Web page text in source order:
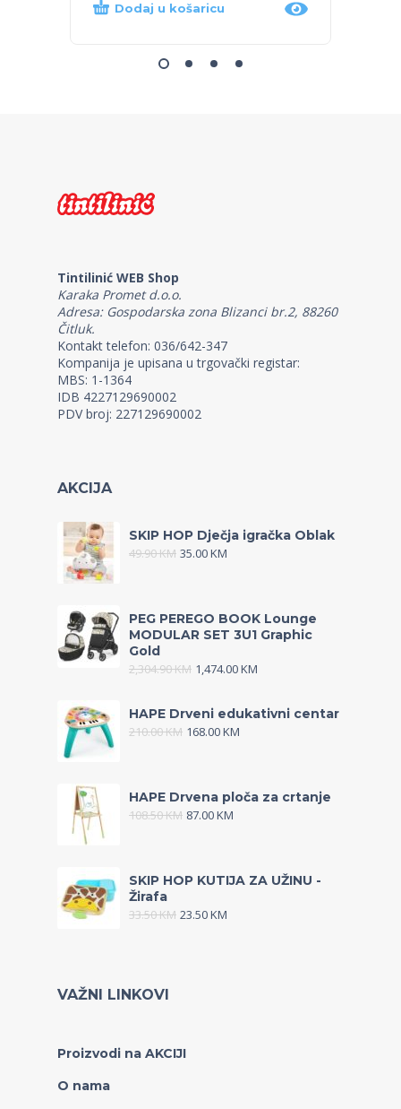
Dodaj u košaricu
Tintilinić WEB Shop
Karaka Promet d.o.o.
Adresa: Gospodarska zona Blizanci br.2, 88260
Čitluk.
Kontakt telefon: 036/642-347
Kompanija je upisana u trgovački registar:
MBS: 1-1364
IDB 4227129690002
PDV broj: 227129690002
AKCIJA
SKIP HOP Dječja igračka Oblak
49.90KM 35.00KM
PEG PEREGO BOOK Lounge
MODULAR SET 3U1 Graphic
Gold
2,304.90KM 1,474.00KM
HAPE Drveni edukativni centar
210.00KM 168.00KM
HAPE Drvena ploča za crtanje
108.50KM 87.00KM
SKIP HOP KUTIJA ZA UŽINU -
Žirafa
33.50KM 23.50KM
VAŽNI LINKOVI
Proizvodi na AKCIJI
O nama